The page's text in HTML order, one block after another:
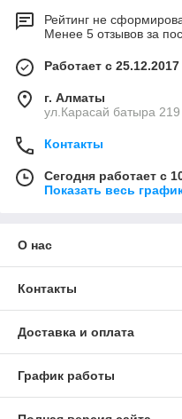
Рейтинг не
Менее 5 отзывов за
Работает с 25.12.2017
г. Алматы
ул.Карасай батыра
Контакты
Сегодня работает с
Показать весь
О нас
Контакты
Доставка и оплата
График работы